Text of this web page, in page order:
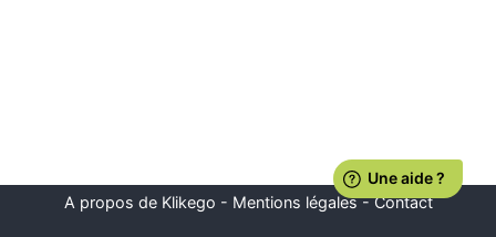
A propos de Klikego - Mentions légales-Contact